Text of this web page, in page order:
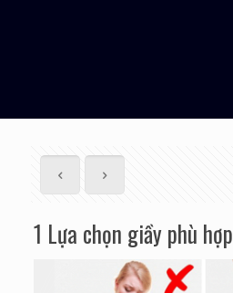
1 Lựa chọn giầy phù hợp